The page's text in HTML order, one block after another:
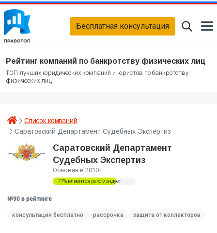
Бесплатная консультация
Рейтинг компаний по банкротству физических лиц
ТОП лучших юридических компаний и юристов по банкротству
физических лиц
Список компаний
Саратовский Департамент Судебных Экспертиз
Саратовский Департамент
Судебных Экспертиз
Основан в 2010 г.
77% клиентов рекомендует
№90 в рейтинге
консультация бесплатно рассрочка защита от коллекторов